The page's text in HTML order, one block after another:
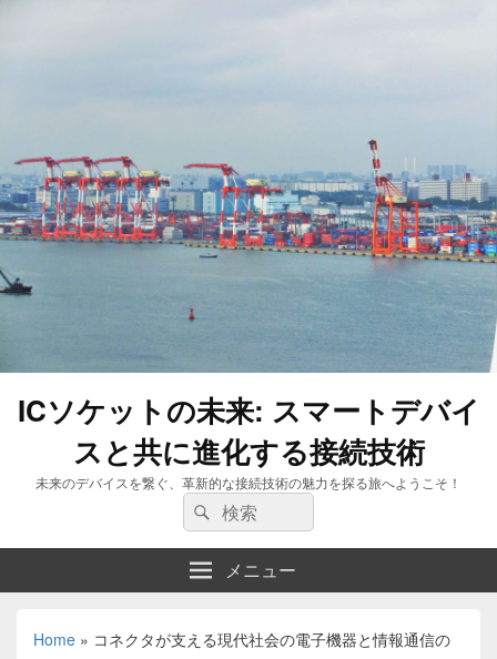
ICソケットの未来: スマートデバイ
スと共に進化する接続技術
未来のデバイスを繋ぐ、革新的な接続技術の魅力を探る旅へようこそ！
検
索:
検
索
メニュー
Home » コネクタが支える現代社会の電子機器と情報通信の